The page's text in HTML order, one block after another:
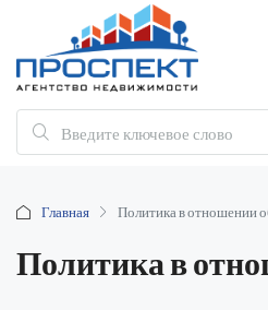
Главная Политика в отношении
Политика в